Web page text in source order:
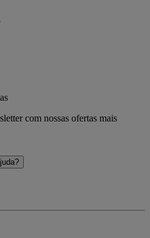
com nossas ofertas mais